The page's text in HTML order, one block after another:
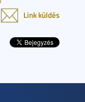
Link küldés